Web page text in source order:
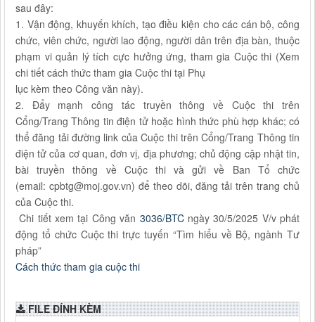
sau đây:
1. Vận động, khuyến khích, tạo điều kiện cho các cán bộ, công
chức, viên chức, người lao động, người dân trên địa bàn, thuộc
phạm vi quản lý tích cực hưởng ứng, tham gia Cuộc thi (Xem
chi tiết cách thức tham gia Cuộc thi tại Phụ
lục kèm theo Công văn này).
2. Đẩy mạnh công tác truyền thông về Cuộc thi trên
Cổng/Trang Thông tin điện tử hoặc hình thức phù hợp khác; có
thể đăng tải đường link của Cuộc thi trên Cổng/Trang Thông tin
điện tử của cơ quan, đơn vị, địa phương; chủ động cập nhật tin,
bài truyền thông về Cuộc thi và gửi về Ban Tổ chức
(email: cpbtg@moj.gov.vn) để theo dõi, đăng tải trên trang chủ
của Cuộc thi.
Chi tiết xem tại Công văn 3036/BTC ngày 30/5/2025 V/v phát
động tổ chức Cuộc thi trực tuyến “Tìm hiểu về Bộ, ngành Tư
pháp”
Cách thức tham gia cuộc thi
FILE ĐÍNH KÈM